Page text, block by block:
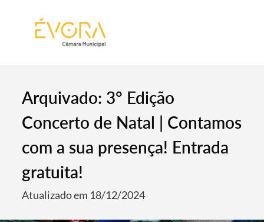
Arquivado: 3° Edição
Concerto de Natal | Contamos
com a sua presença! Entrada
gratuita!
Atualizado em 18/12/2024